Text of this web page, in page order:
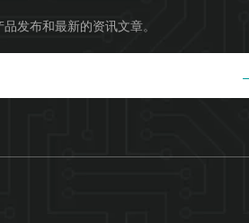
发布和最新的资讯文章。